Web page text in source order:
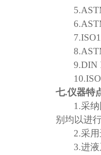
9.DIN
七.仪器特
1.采
别均以进
2.采
3.进